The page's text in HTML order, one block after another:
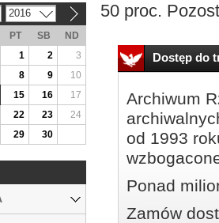
50 proc.
Dostęp do
Archiwum
od 1993
Ponad
Zamów
2016
PT SB
ND
1
2
3
8 9
10
15 16
17
22 23
24
29 30